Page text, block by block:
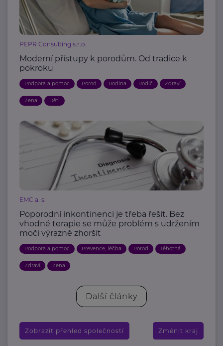
PEPR Consulting s.r.o.
Moderní přístupy k porodům. Od tradice k
pokroku
Podpora a pomoc Porod Rodina Rodič Zdraví
Žena Děti
EMC a. s.
Poporodní inkontinenci je třeba řešit. Bez
vhodné terapie se může problém s udržením
moči výrazně zhoršit
Podpora a pomoc Prevence, léčba Porod Těhotná
Zdraví Žena
Další články
Zobrazit přehled společností Změnit kraj